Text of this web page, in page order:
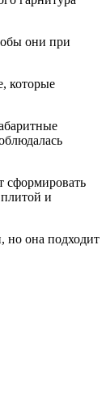
они при
которые
сформировать
и
но она подходит